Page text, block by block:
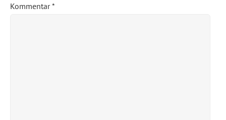
Kommentar*